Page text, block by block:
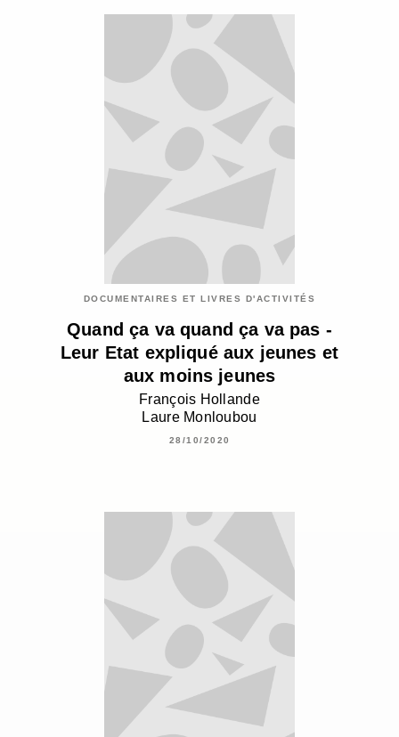
DOCUMENTAIRES ET LIVRES D'ACTIVITÉS
Quand ça va quand ça va pas -
Leur Etat expliqué aux jeunes et
aux moins jeunes
François Hollande
Laure Monloubou
28/10/2020